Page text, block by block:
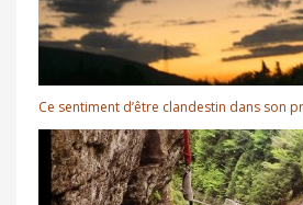
Ce sentiment d’être clandestin dans son